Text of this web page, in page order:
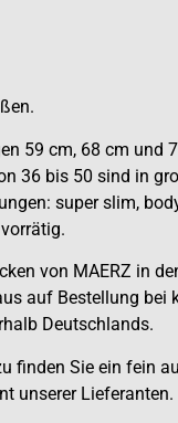
59 cm, 68 cm und
36 bis 50 sind in
super slim,
von MAERZ in
auf Bestellung bei
Deutschlands.
finden Sie ein fein
unserer Lieferanten.